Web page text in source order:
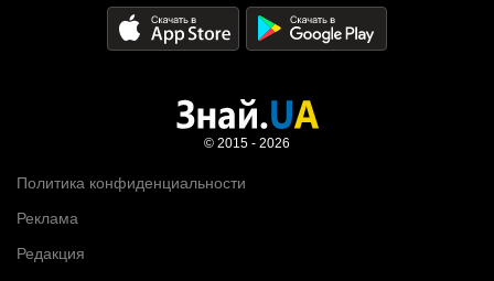
Политика конфиденциальности
Реклама
Редакция
© 2015 - 2026